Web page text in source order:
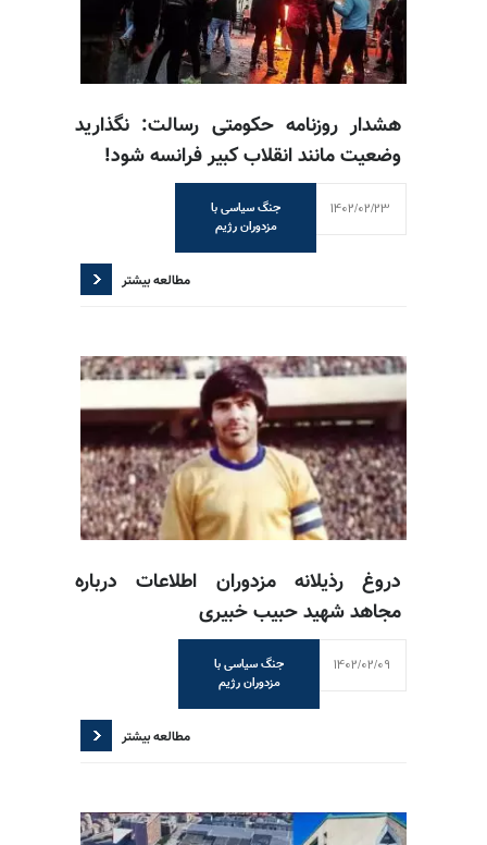
هشدار روزنامه حکومتی رسالت: نگذارید
وضعیت مانند انقلاب کبیر فرانسه شود!
جنگ سیاسی با
مزدوران رژیم
1402/02/23
مطالعه بیشتر
دروغ رذیلانه مزدوران اطلاعات درباره
مجاهد شهید حبیب خبیری
جنگ سیاسی با
مزدوران رژیم
1402/02/09
مطالعه بیشتر